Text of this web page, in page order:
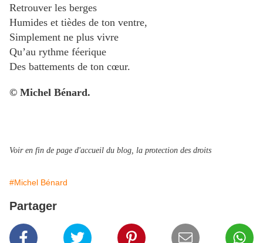
Retrouver les berges
Humides et tièdes de ton ventre,
Simplement ne plus vivre
Qu’au rythme féerique
Des battements de ton cœur.
© Michel Bénard.
Voir en fin de page d'accueil du blog, la protection des droits
#Michel Bénard
Partager